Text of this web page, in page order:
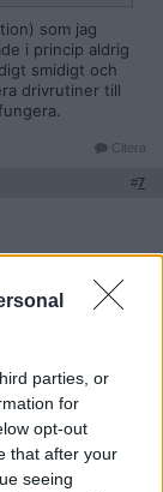
parties, or
for
opt-out
that after your
seeing
som jag
i princip aldrig
smidigt och
drivrutiner till
Citera
#7
Användar
Reg: Aug 2009